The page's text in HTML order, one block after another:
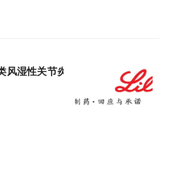
湿性关节炎药物 baricitinib取得重